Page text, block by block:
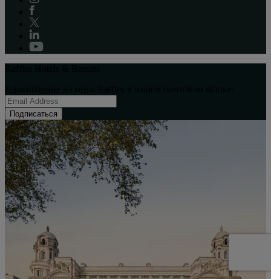
Подписаться